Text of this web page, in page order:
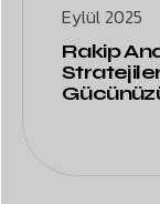
Eylül 2025
Rakip